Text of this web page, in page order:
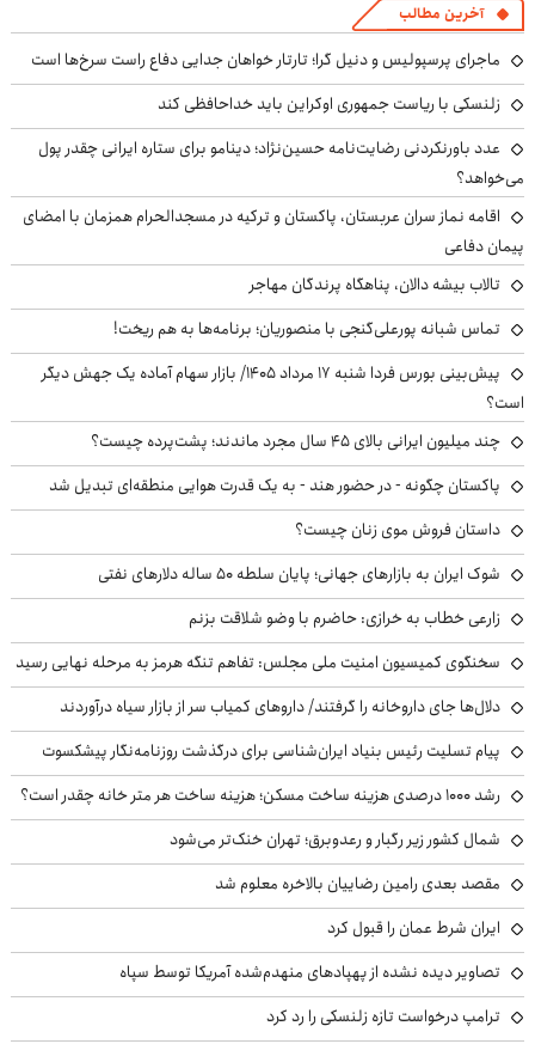
آخرین مطالب
ماجرای پرسپولیس و دنیل گرا؛ تارتار خواهان جدایی دفاع راست سرخ‌ها است
زلنسکی با ریاست جمهوری اوکراین باید خداحافظی کند
عدد باورنکردنی رضایت‌نامه حسین‌نژاد؛ دینامو برای ستاره ایرانی چقدر پول
می‌خواهد؟
اقامه نماز سران عربستان، پاکستان و ترکیه در مسجدالحرام همزمان با امضای
پیمان دفاعی
تالاب بیشه دالان، پناهگاه پرندگان مهاجر
تماس شبانه پورعلی‌گنجی با منصوریان؛ برنامه‌ها به هم ریخت!
پیش‌بینی بورس فردا شنبه ۱۷ مرداد ۱۴۰۵/ بازار سهام آماده یک جهش دیگر
است؟
چند میلیون ایرانی بالای ۴۵ سال مجرد ماندند؛ پشت‌پرده چیست؟
پاکستان چگونه - در حضور هند - به یک قدرت هوایی منطقه‌ای تبدیل شد
داستان فروش موی زنان چیست؟
شوک ایران به بازارهای جهانی؛ پایان سلطه ۵۰ ساله دلارهای نفتی
زارعی خطاب به خرازی: حاضرم با وضو شلاقت بزنم
سخنگوی کمیسیون امنیت ملی مجلس: تفاهم تنگه هرمز به مرحله نهایی رسید
دلال‌ها جای داروخانه را گرفتند/ داروهای کمیاب سر از بازار سیاه درآوردند
پیام تسلیت رئیس بنیاد ایران‌شناسی برای درگذشت روزنامه‌نگار پیشکسوت
رشد ۱۰۰۰ درصدی هزینه ساخت مسکن؛ هزینه ساخت هر متر خانه چقدر است؟
شمال کشور زیر رگبار و رعدوبرق؛ تهران خنک‌تر می‌شود
مقصد بعدی رامین رضاییان بالاخره معلوم شد
ایران شرط عمان را قبول کرد
تصاویر دیده نشده از پهپادهای منهدم‌شده آمریکا توسط سپاه
ترامپ درخواست تازه زلنسکی را رد کرد